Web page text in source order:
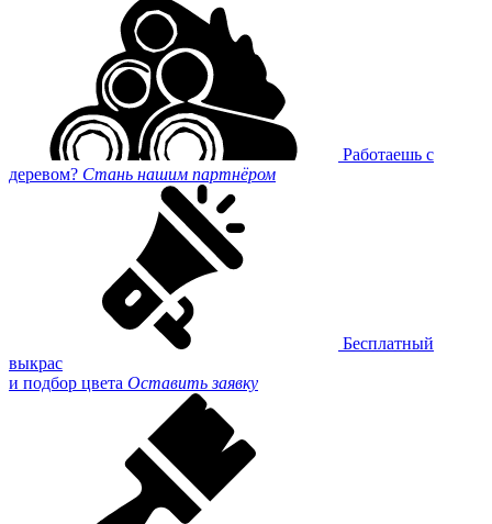
Работаешь с
деревом? Стань нашим партнёром
Бесплатный
выкрас
и подбор цвета Оставить заявку